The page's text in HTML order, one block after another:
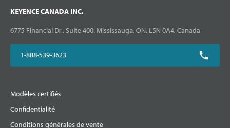
KEYENCE CANADA INC.
6775 Financial Dr., Suite 400, Mississauga, ON. L5N 0A4, Canada
1-888-539-3623
Modèles certifiés
Confidentialité
Conditions générales de vente